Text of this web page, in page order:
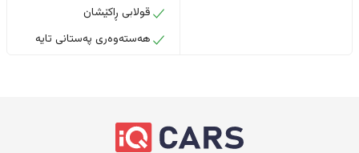
قولابی ڕاکێشان
هەستەوەری پەستانی تایە